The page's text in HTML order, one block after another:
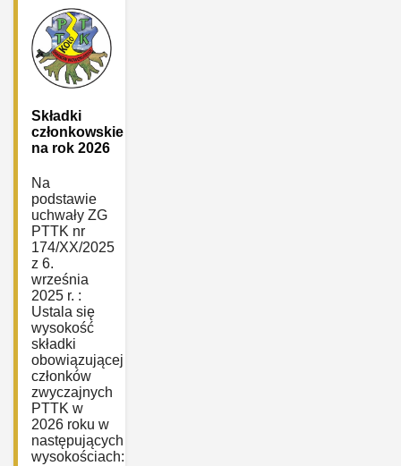
Składki
członkowskie
na rok 2026
Na
podstawie
uchwały ZG
PTTK nr
174/XX/2025
z 6.
września
2025 r. :
Ustala się
wysokość
składki
obowiązującej
członków
zwyczajnych
PTTK w
2026 roku w
następujących
wysokościach: